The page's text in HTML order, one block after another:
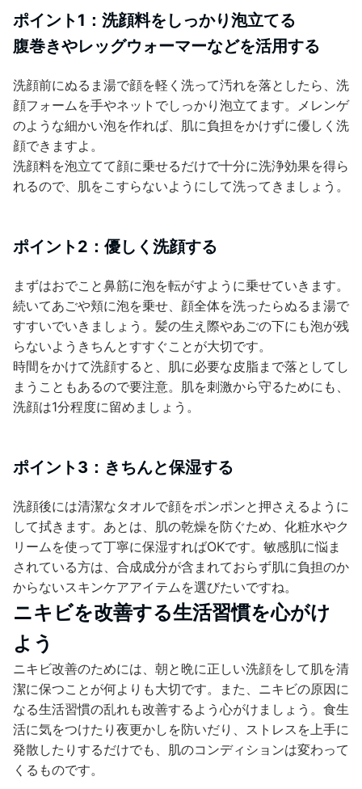
ポイント1：洗顔料をしっかり泡立てる
腹巻きやレッグウォーマーなどを活用する
洗顔前にぬるま湯で顔を軽く洗って汚れを落としたら、洗
顔フォームを手やネットでしっかり泡立てます。メレンゲ
のような細かい泡を作れば、肌に負担をかけずに優しく洗
顔できますよ。
洗顔料を泡立てて顔に乗せるだけで十分に洗浄効果を得ら
れるので、肌をこすらないようにして洗ってきましょう。
ポイント2：優しく洗顔する
まずはおでこと鼻筋に泡を転がすように乗せていきます。
続いてあごや頬に泡を乗せ、顔全体を洗ったらぬるま湯で
すすいでいきましょう。髪の生え際やあごの下にも泡が残
らないようきちんとすすぐことが大切です。
時間をかけて洗顔すると、肌に必要な皮脂まで落としてし
まうこともあるので要注意。肌を刺激から守るためにも、
洗顔は1分程度に留めましょう。
ポイント3：きちんと保湿する
洗顔後には清潔なタオルで顔をポンポンと押さえるように
して拭きます。あとは、肌の乾燥を防ぐため、化粧水やク
リームを使って丁寧に保湿すればOKです。敏感肌に悩ま
されている方は、合成成分が含まれておらず肌に負担のか
からないスキンケアアイテムを選びたいですね。
ニキビを改善する生活習慣を心がけ
よう
ニキビ改善のためには、朝と晩に正しい洗顔をして肌を清
潔に保つことが何よりも大切です。また、ニキビの原因に
なる生活習慣の乱れも改善するよう心がけましょう。食生
活に気をつけたり夜更かしを防いだり、ストレスを上手に
発散したりするだけでも、肌のコンディションは変わって
くるものです。